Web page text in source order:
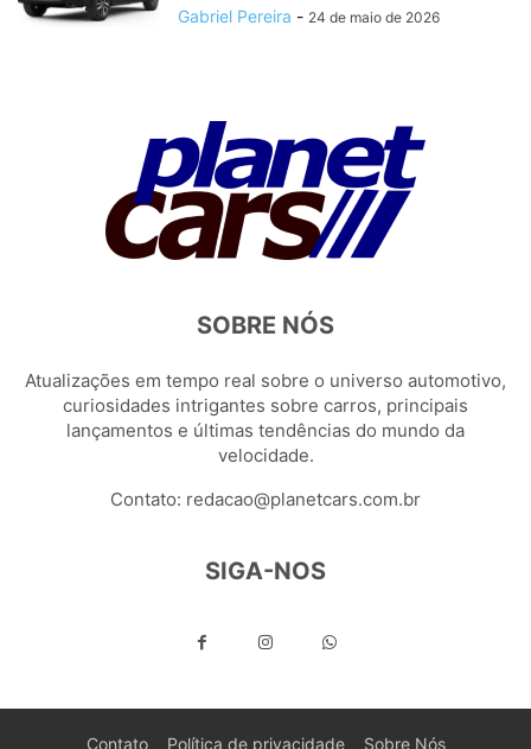
Gabriel Pereira - 24 de maio de 2026
SOBRE NÓS
Atualizações em tempo real sobre o universo automotivo,
curiosidades intrigantes sobre carros, principais
lançamentos e últimas tendências do mundo da
velocidade.
Contato: redacao@planetcars.com.br
SIGA-NOS
Contato Política de privacidade Sobre Nós